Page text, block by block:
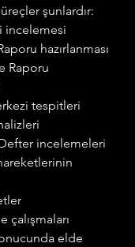
şunlardır:
incelemesi
hazırlanması
Raporu
tespitleri
incelemeleri
çalışmaları
elde